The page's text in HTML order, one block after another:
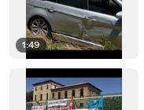
1:49